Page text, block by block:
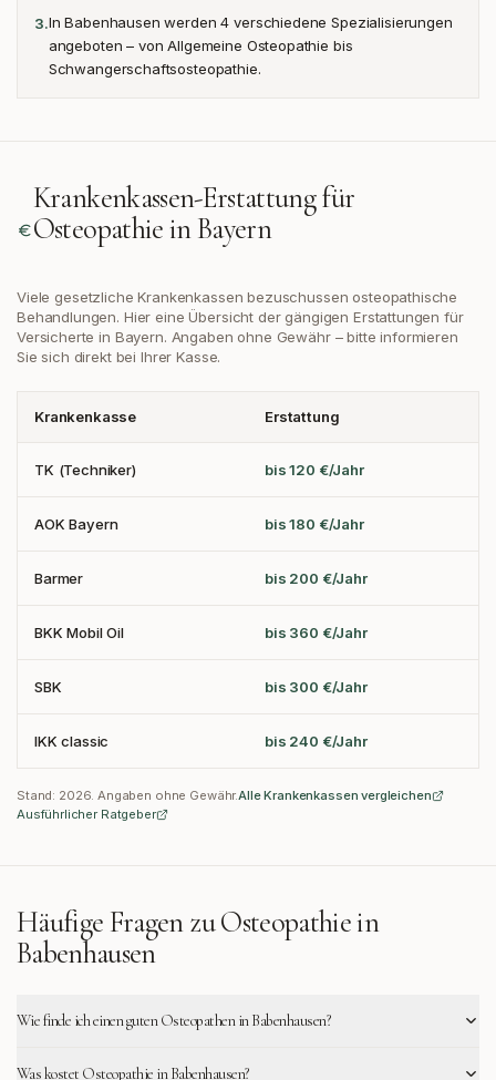
3.In Babenhausen werden 4 verschiedene Spezialisierungen
angeboten – von Allgemeine Osteopathie bis
Schwangerschaftsosteopathie.
Krankenkassen-Erstattung für
Osteopathie inBayern
Viele gesetzliche Krankenkassen bezuschussen osteopathische
Behandlungen. Hier eine Übersicht der gängigen Erstattungen für
Versicherte in Bayern. Angaben ohne Gewähr – bitte informieren
Sie sich direkt bei Ihrer Kasse.
Krankenkasse Erstattung
TK (Techniker) bis 120 €/Jahr
AOK Bayern bis 180 €/Jahr
Barmer bis 200 €/Jahr
BKK Mobil Oil bis 360 €/Jahr
SBK bis 300 €/Jahr
IKK classic bis 240 €/Jahr
Stand: 2026. Angaben ohne Gewähr.Alle Krankenkassen vergleichen
Ausführlicher Ratgeber
Häufige Fragen zu Osteopathie in
Babenhausen
Wie finde ich einen guten Osteopathen in Babenhausen?
Was kostet Osteopathie in Babenhausen?